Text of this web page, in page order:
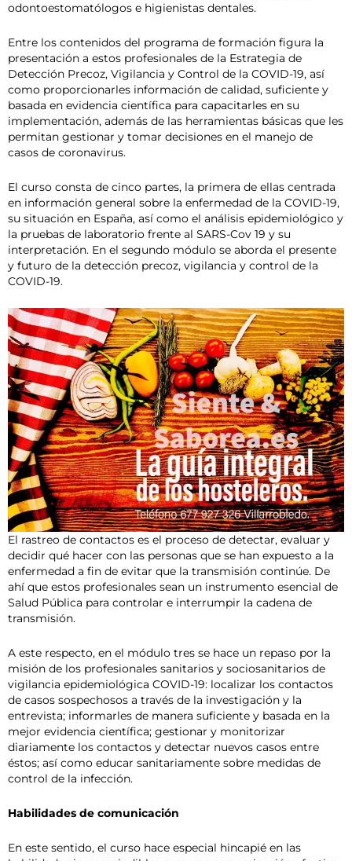
odontoestomatólogos e higienistas dentales.
Entre los contenidos del programa de formación figura la
presentación a estos profesionales de la Estrategia de
Detección Precoz, Vigilancia y Control de la COVID-19, así
como proporcionarles información de calidad, suficiente y
basada en evidencia científica para capacitarles en su
implementación, además de las herramientas básicas que les
permitan gestionar y tomar decisiones en el manejo de
casos de coronavirus.
El curso consta de cinco partes, la primera de ellas centrada
en información general sobre la enfermedad de la COVID-19,
su situación en España, así como el análisis epidemiológico y
la pruebas de laboratorio frente al SARS-Cov 19 y su
interpretación. En el segundo módulo se aborda el presente
y futuro de la detección precoz, vigilancia y control de la
COVID-19.
El rastreo de contactos es el proceso de detectar, evaluar y
decidir qué hacer con las personas que se han expuesto a la
enfermedad a fin de evitar que la transmisión continúe. De
ahí que estos profesionales sean un instrumento esencial de
Salud Pública para controlar e interrumpir la cadena de
transmisión.
A este respecto, en el módulo tres se hace un repaso por la
misión de los profesionales sanitarios y sociosanitarios de
vigilancia epidemiológica COVID-19: localizar los contactos
de casos sospechosos a través de la investigación y la
entrevista; informarles de manera suficiente y basada en la
mejor evidencia científica; gestionar y monitorizar
diariamente los contactos y detectar nuevos casos entre
éstos; así como educar sanitariamente sobre medidas de
control de la infección.
Habilidades de comunicación
En este sentido, el curso hace especial hincapié en las